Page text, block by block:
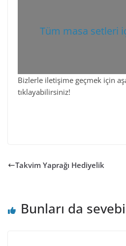
Tüm masa setleri
Bizlerle iletişime geçmek için
tıklayabilirsiniz!
Takvim Yaprağı Hediyelik
Bunları da